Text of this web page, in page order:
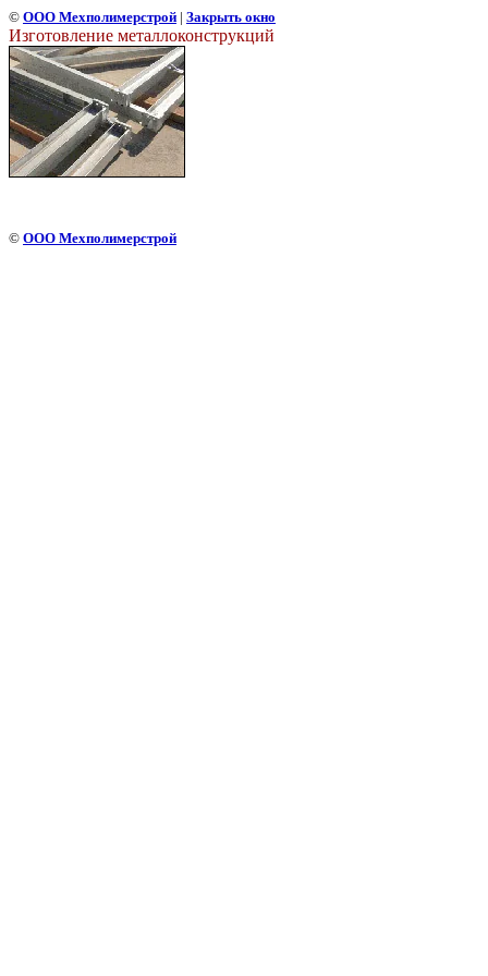
© ООО Мехполимерстрой | Закрыть окно
Изготовление металлоконструкций
© ООО Мехполимерстрой